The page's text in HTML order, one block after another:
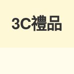
跳
至
跳
至
3C禮品